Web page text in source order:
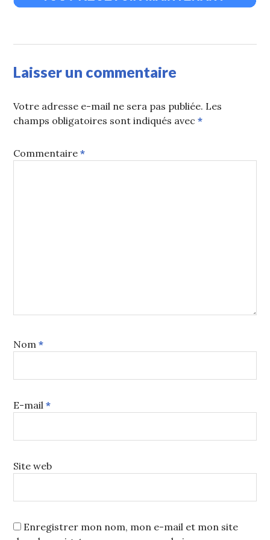
Laisser un commentaire
Votre adresse e-mail ne sera pas publiée. Les
champs obligatoires sont indiqués avec*
Commentaire*
Nom*
E-mail*
Site web
Enregistrer mon nom, mon e-mail et mon site